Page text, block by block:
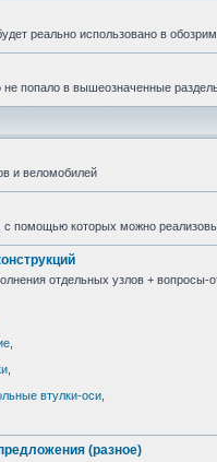
реально использовано в
не попало в вышеозначенные
и веломобилей
с помощью которых можно
отдельных узлов + вопросы-
втулки-оси
(разное)